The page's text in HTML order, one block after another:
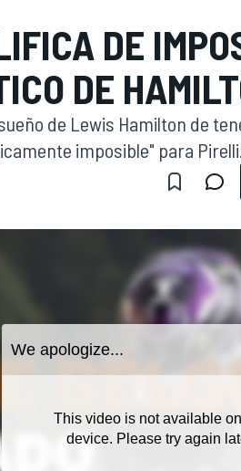
DE
DE
de Lewis Hamilton de
imposible" para Pirelli.